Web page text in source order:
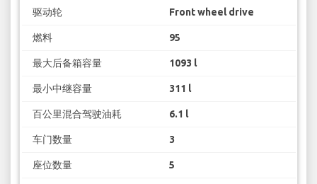
驱动轮 Front wheel drive
燃料 95
最大后备箱容量 1093 l
最小中继容量 311 l
百公里混合驾驶油耗 6.1 l
车门数量 3
座位数量 5